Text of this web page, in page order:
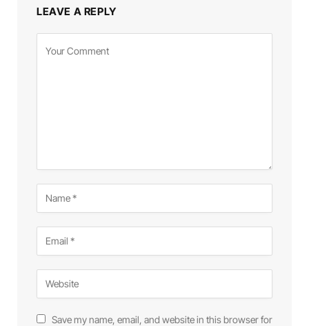
LEAVE A REPLY
Save my name, email, and website in this browser for